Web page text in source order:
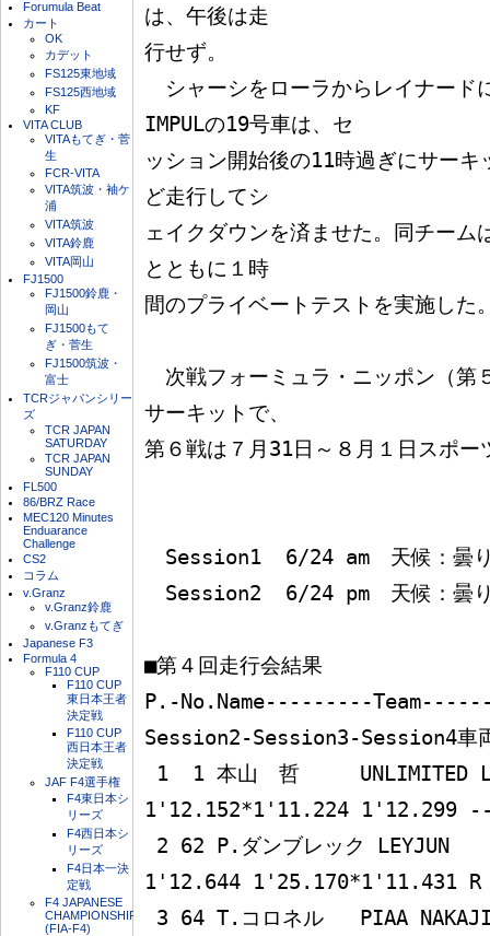
Forumula Beat
カート
OK
カデット
FS125東地域
FS125西地域
KF
VITA CLUB
VITAもてぎ・菅
生
FCR-VITA
VITA筑波・袖ケ
浦
VITA筑波
VITA鈴鹿
VITA岡山
FJ1500
FJ1500鈴鹿・
岡山
FJ1500もて
ぎ・菅生
FJ1500筑波・
富士
TCRジャパンシリー
ズ
TCR JAPAN
SATURDAY
TCR JAPAN
SUNDAY
FL500
86/BRZ Race
MEC120 Minutes
Enduarance
Challenge
CS2
コラム
v.Granz
v.Granz鈴鹿
v.Granzもてぎ
Japanese F3
Formula 4
F110 CUP
F110 CUP
東日本王者
決定戦
F110 CUP
西日本王者
決定戦
JAF F4選手権
F4東日本シ
リーズ
F4西日本シ
リーズ
F4日本一決
定戦
F4 JAPANESE
CHAMPIONSHIP
(FIA-F4)
は、午後は走
行せず。
シャーシをローラからレイナード
IMPULの19号車は、セ
ッション開始後の11時過ぎにサー
ど走行してシ
ェイクダウンを済ませた。同チーム
とともに１時
間のプライベートテストを実施した
次戦フォーミュラ・ニッポン（第
サーキットで、
第６戦は７月31日～８月１日スポー
Session1  6/24 am　天候：曇り
Session2  6/24 pm　天候：曇り
■第４回走行会結果
P.-No.Name---------
Session2-Session3-Session4車
1'12.152*1'11.224 1'12.299
1'12.644 1'25.170*1'11.431 R